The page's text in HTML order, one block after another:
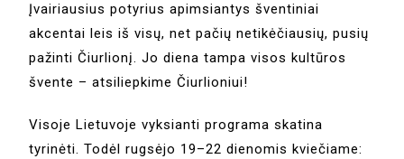
Įvairiausius potyrius apimsiantys šventiniai
akcentai leis iš visų, net pačių netikėčiausių, pusių
pažinti Čiurlionį. Jo diena tampa visos kultūros
švente – atsiliepkime Čiurlioniui!
Visoje Lietuvoje vyksianti programa skatina
tyrinėti. Todėl rugsėjo 19–22 dienomis kviečiame: